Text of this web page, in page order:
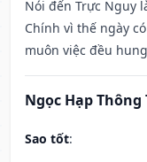
Nói đến Trực Nguy
Chính vì thế ngày
muôn việc đều
Ngọc Hạp Thông
Sao tốt: